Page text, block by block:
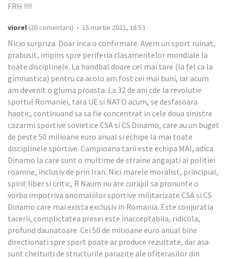
FRH !!!!
viorel (20 comentarii) • 15 martie 2021, 18:53
Nicio surpriza. Doar inca o confirmare. Avem un sport ruinat,
prabusit, impins spre periferia clasamentelor mondiale la
toate disciplinele. La handbal doare cel mai tare (la fel ca la
gimnastica) pentru ca acolo am fost cei mai buni, iar acum
am devenit o gluma proasta. La 32 de ani cde la revolutie
sportul Romaniei, tara UE si NATO acum, se desfasoara
haotic, continuand sa sa fie concentrat in cele doua sinistre
cazarmi sportive sovietice CSA si CS Dinamo, care au un buget
de peste 50 milioane euro anual si echipe la mai toate
disciplinele sportive. Campioana tarii este echipa MAI, adica
Dinamo la care sunt o multime de straine angajati ai politiei
roamne, inclusiv de prin Iran. Nici marele moralist, principial,
spirit liber si critic, R Naum nu are curajul sa pronunte o
vorba impotriva anomaliilor sportive militarizate CSA si CS
Dinamo care mai exista exclusiv in Romania. Este conjuratia
tacerii, complictatea presei este inacceptabila, ridicola,
profund daunatoare. Cei 50 de milioane euro anual bine
directionati spre sport poate ar produce rezultate, dar asa
sunt cheltuiti de structurile parazite ale ofiterasilor din